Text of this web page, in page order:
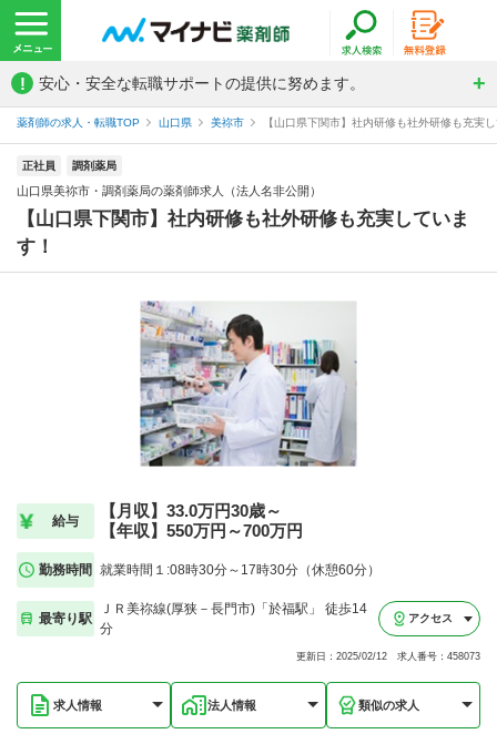
! 安心・安全な転職サポートの提供に努めます。
薬剤師の求人・転職TOP 山口県 美祢市 【山口県下関市】社内研修も社外研修も充実
正社員 調剤薬局
山口県美祢市・調剤薬局の薬剤師求人（法人名非公開）
【山口県下関市】社内研修も社外研修も充実していま
す！
給与
【月収】33.0万円30歳～
【年収】550万円～700万円
勤務時間 就業時間１:08時30分～17時30分（休憩60分）
最寄り駅
ＪＲ美祢線(厚狭－長門市)「於福駅」 徒歩14
分
アクセス
更新日：2025/02/12 求人番号：458073
求人情報 法人情報 類似の求人